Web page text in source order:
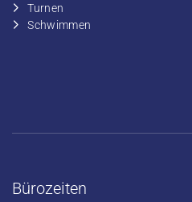
​​Turnen
​​Schwimmen
Bürozeiten